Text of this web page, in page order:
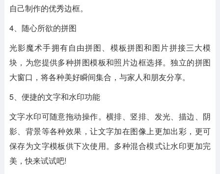
自己制作的优秀边框。
4、随心所欲的拼图
光影魔术手拥有自由拼图、模板拼图和图片拼接三大模
块，为您提供多种拼图模板和照片边框选择。独立的拼图
大窗口，将各种美好瞬间集合，与家人和朋友分享。
5、便捷的文字和水印功能
文字水印可随意拖动操作。横排、竖排、发光、描边、阴
影、背景等各种效果，让文字加在图像上更加出彩，更可
保存为文字模板供下次使用。多种混合模式让水印更加完
美，快来试试吧!